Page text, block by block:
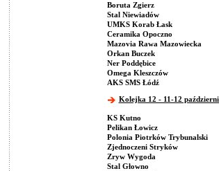
Boruta Zgierz
Stal Niewiadów
UMKS Korab Łask
Ceramika Opoczno
Mazovia Rawa Mazowiecka
Orkan Buczek
Ner Poddębice
Omega Kleszczów
AKS SMS Łódź
Kolejka 12 - 11-12
KS Kutno
Pelikan Łowicz
Polonia Piotrków Trybunalski
Zjednoczeni Stryków
Zryw Wygoda
Stal Głowno